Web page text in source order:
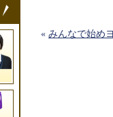
« みんなで始め